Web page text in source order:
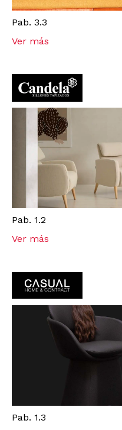
Pab. 3.3
Ver más
Pab. 1.2
Ver más
Pab. 1.3